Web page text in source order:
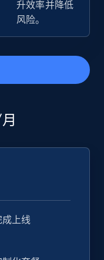
立即开始
using
category, and
on eBay
Seller rating,
升效率并降低
风险。
上线